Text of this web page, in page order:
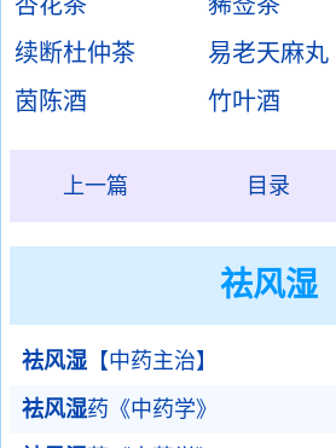
续断杜仲茶
易老天麻丸
茵陈酒
竹叶酒
上一篇 目录
祛风湿
祛风湿 【中药主治】
祛风湿药《中药学》